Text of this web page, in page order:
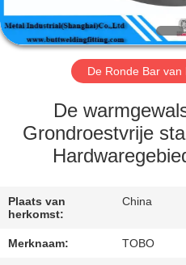
FABRIEKSREIS
CONTACTEER
De Ronde Bar
De
Grondroestvrije
Plaats van
herkomst:
China
Merknaam: TOBO